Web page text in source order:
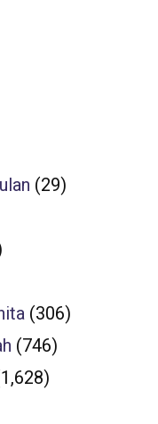
(29)
(306)
(746)